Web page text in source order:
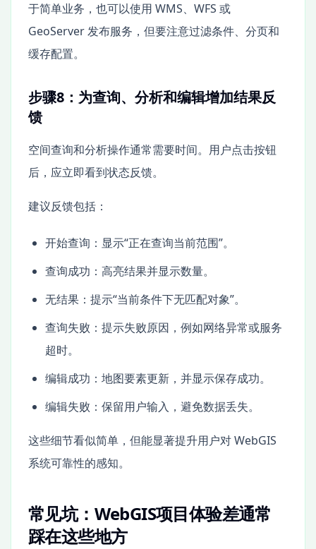
于简单业务，也可以使用 WMS、WFS 或
GeoServer 发布服务，但要注意过滤条件、分页和
缓存配置。
步骤8：为查询、分析和编辑增加结果反
馈
空间查询和分析操作通常需要时间。用户点击按钮
后，应立即看到状态反馈。
建议反馈包括：
开始查询：显示“正在查询当前范围”。
查询成功：高亮结果并显示数量。
无结果：提示“当前条件下无匹配对象”。
查询失败：提示失败原因，例如网络异常或服务
超时。
编辑成功：地图要素更新，并显示保存成功。
编辑失败：保留用户输入，避免数据丢失。
这些细节看似简单，但能显著提升用户对 WebGIS
系统可靠性的感知。
常见坑：WebGIS项目体验差通常
踩在这些地方